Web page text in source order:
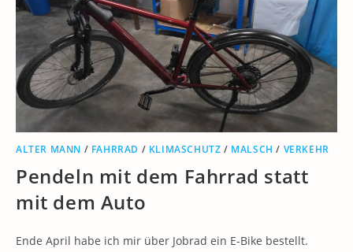
ALTER MANN / FAHRRAD / KLIMASCHUTZ / MALSCH / VERKEHR
Pendeln mit dem Fahrrad statt
mit dem Auto
Ende April habe ich mir über Jobrad ein E-Bike bestellt.